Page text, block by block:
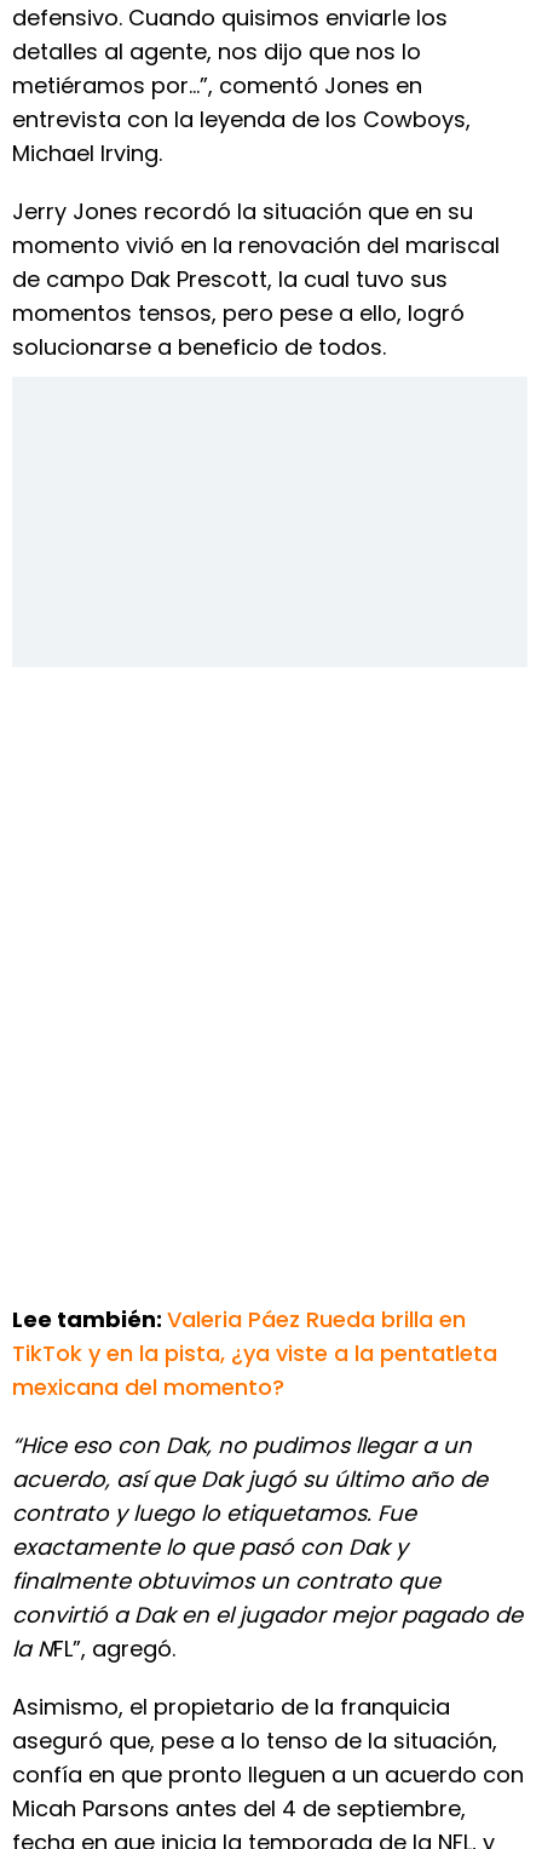
defensivo. Cuando quisimos enviarle los
detalles al agente, nos dijo que nos lo
metiéramos por...”, comentó Jones en
entrevista con la leyenda de los Cowboys,
Michael Irving.
Jerry Jones recordó la situación que en su
momento vivió en la renovación del mariscal
de campo Dak Prescott, la cual tuvo sus
momentos tensos, pero pese a ello, logró
solucionarse a beneficio de todos.
Lee también: Valeria Páez Rueda brilla en
TikTok y en la pista, ¿ya viste a la pentatleta
mexicana del momento?
“Hice eso con Dak, no pudimos llegar a un
acuerdo, así que Dak jugó su último año de
contrato y luego lo etiquetamos. Fue
exactamente lo que pasó con Dak y
finalmente obtuvimos un contrato que
convirtió a Dak en el jugador mejor pagado de
la NFL”, agregó.
Asimismo, el propietario de la franquicia
aseguró que, pese a lo tenso de la situación,
confía en que pronto lleguen a un acuerdo con
Micah Parsons antes del 4 de septiembre,
fecha en que inicia la temporada de la NFL, y